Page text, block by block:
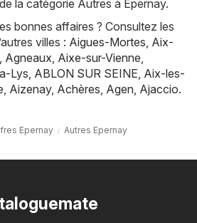
la catégorie Autres à Epernay.
bonnes affaires ? Consultez les
villes : Aigues-Mortes, Aix-
, Agneaux, Aixe-sur-Vienne,
Lys, ABLON SUR SEINE, Aix-les-
, Aizenay, Achères, Agen, Ajaccio.
Epernay Autres Epernay